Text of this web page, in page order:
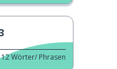
12Wörter/ Phrasen